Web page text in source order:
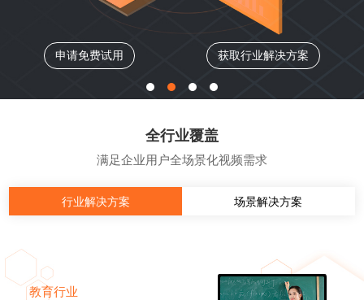
申请免费试用 获取行业解决方案
全行业覆盖
满足企业用户全场景化视频需求
行业解决方案 场景解决方案
教育行业